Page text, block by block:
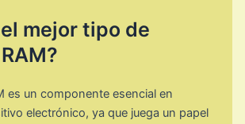
mejor tipo de
es un componente esencial en
electrónico, ya que juega un papel